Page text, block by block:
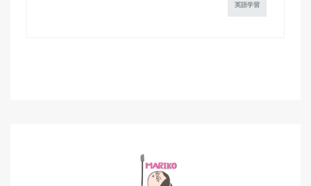
英語学習